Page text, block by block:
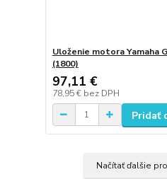
Uloženie motora Yamaha
(1800)
97,11 €
78,95 € bez DPH
Pridať
Načítať ďalšie